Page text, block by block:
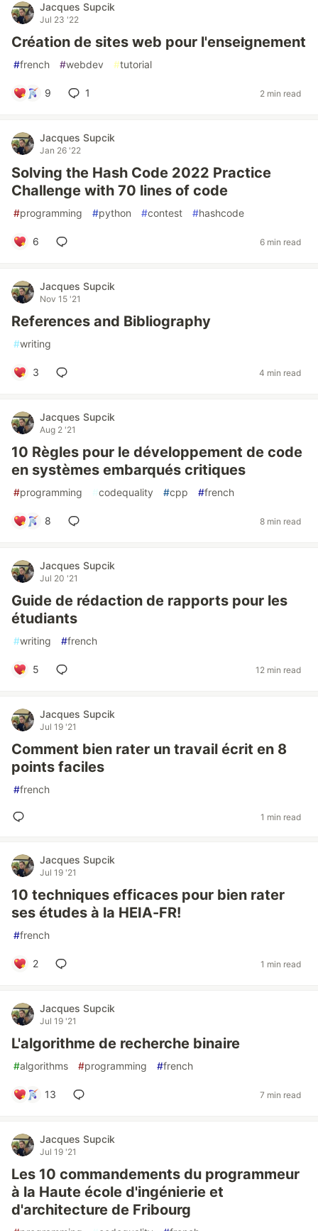
Jacques Supcik
Jul 23 '22
Création de sites web pour l'enseignement
#french #webdev #tutorial
9 1 2 min read
Jacques Supcik
Jan 26 '22
Solving the Hash Code 2022 Practice
Challenge with 70 lines of code
#programming #python #contest #hashcode
6 6 min read
Jacques Supcik
Nov 15 '21
References and Bibliography
#writing
3 4 min read
Jacques Supcik
Aug 2 '21
10 Règles pour le développement de code
en systèmes embarqués critiques
#programming #codequality #cpp #french
8 8 min read
Jacques Supcik
Jul 20 '21
Guide de rédaction de rapports pour les
étudiants
#writing #french
5 12 min read
Jacques Supcik
Jul 19 '21
Comment bien rater un travail écrit en 8
points faciles
#french
1 min read
Jacques Supcik
Jul 19 '21
10 techniques efficaces pour bien rater
ses études à la HEIA-FR!
#french
2 1 min read
Jacques Supcik
Jul 19 '21
L'algorithme de recherche binaire
#algorithms #programming #french
13 7 min read
Jacques Supcik
Jul 19 '21
Les 10 commandements du programmeur
à la Haute école d'ingénierie et
d'architecture de Fribourg